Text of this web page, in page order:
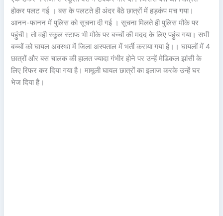
होकर पलट गई । बस के पलटते ही अंदर बैठे छात्रों में हड़कंप मच गया।
आनन-फानन में पुलिस को सूचना दी गई । सूचना मिलते ही पुलिस मौके पर
पहुंची। तो वही स्कूल स्टाफ भी मौके पर बच्चों की मदद के लिए पहुंच गया। सभी
बच्चों को घायल अवस्था में जिला अस्पताल में भर्ती कराया गया है।। घायलों में 4
छात्रों और बस चालक की हालत ज्यादा गंभीर होने पर उन्हें मेडिकल झांसी के
लिए रिफर कर दिया गया है। मामूली घायल छात्रों का इलाज करके उन्हें घर
भेज दिया है।